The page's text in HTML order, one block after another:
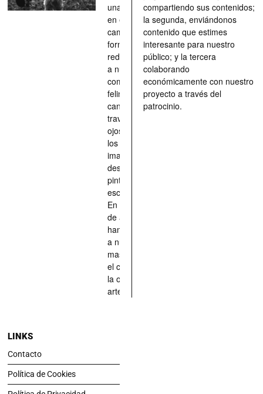
una parada
en el
camino, una
forma de
redescubrir
a nuestros
compañeros
felinos y
caninos a
través de los
ojos quienes
los han
imaginado,
descrito,
pintado,
esculpido...
En definitiva,
de aquellos
han situado
a nuestras
mascotas en
el centro de
la obra de
arte.
compartiendo sus contenidos;
la segunda, enviándonos
contenido que estimes
interesante para nuestro
público; y la tercera
colaborando
económicamente con nuestro
proyecto a través del
patrocinio.
LINKS
Contacto
Política de Cookies